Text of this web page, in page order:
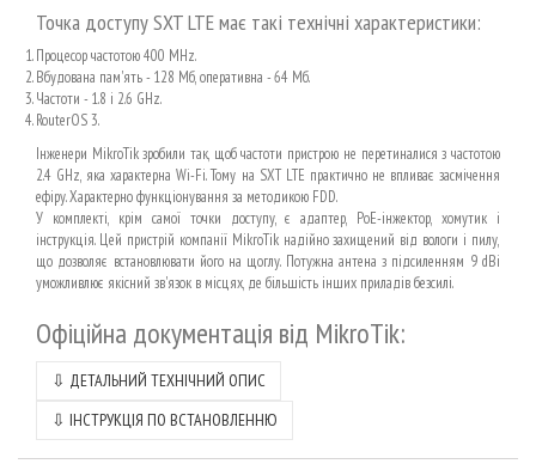
Точка доступу SXT LTE має такі технічні характеристики:
Процесор частотою 400 MHz.
Вбудована пам'ять - 128 Мб, оперативна - 64 Мб.
Частоти - 1.8 і 2.6 GHz.
RouterOS 3.
Інженери MikroTik зробили так, щоб частоти пристрою не перетиналися з частотою
2.4 GHz, яка характерна Wi-Fi. Тому на SXT LTE практично не впливає засмічення
ефіру. Характерно функціонування за методикою FDD.
У комплекті, крім самої точки доступу, є адаптер, PoE-інжектор, хомутик і
інструкція. Цей пристрій компанії MikroTik надійно захищений від вологи і пилу,
що дозволяє встановлювати його на щоглу. Потужна антена з підсиленням 9 dBi
уможливлює якісний зв'язок в місцях, де більшість інших приладів безсилі.
Офіційна документація від MikroTik:
⇩ ДЕТАЛЬНИЙ ТЕХНІЧНИЙ ОПИС
⇩ ІНСТРУКЦІЯ ПО ВСТАНОВЛЕННЮ